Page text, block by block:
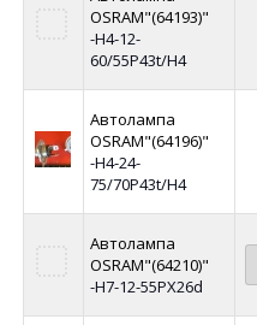
OSRAM"(64193)"
-Н4-12-
60/55P43t/H4
Автолампа
OSRAM"(64196)"
-Н4-24-
75/70P43t/H4
Автолампа
OSRAM"(64210)"
-Н7-12-55PX26d